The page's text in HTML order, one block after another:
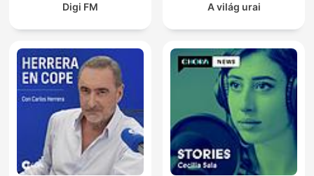
Digi FM A világ urai